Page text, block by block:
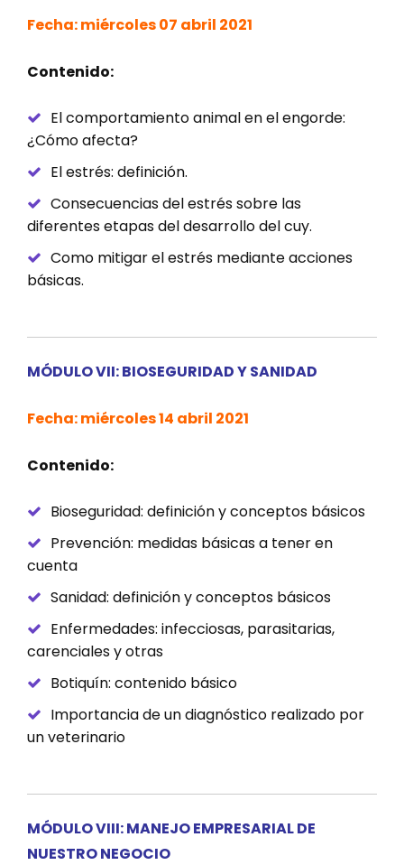
Fecha: miércoles 07 abril 2021
Contenido:
El comportamiento animal en el engorde:
¿Cómo afecta?
El estrés: definición.
Consecuencias del estrés sobre las
diferentes etapas del desarrollo del cuy.
Como mitigar el estrés mediante acciones
básicas.
MÓDULO VII: BIOSEGURIDAD Y SANIDAD
Fecha: miércoles 14 abril 2021
Contenido:
Bioseguridad: definición y conceptos básicos
Prevención: medidas básicas a tener en
cuenta
Sanidad: definición y conceptos básicos
Enfermedades: infecciosas, parasitarias,
carenciales y otras
Botiquín: contenido básico
Importancia de un diagnóstico realizado por
un veterinario
MÓDULO VIII: MANEJO EMPRESARIAL DE
NUESTRO NEGOCIO